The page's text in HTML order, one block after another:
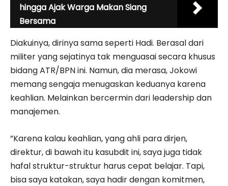
hingga Ajak Warga Makan Siang
Bersama
Diakuinya, dirinya sama seperti Hadi. Berasal dari
militer yang sejatinya tak menguasai secara khusus
bidang ATR/BPN ini. Namun, dia merasa, Jokowi
memang sengaja menugaskan keduanya karena
keahlian. Melainkan bercermin dari leadership dan
manajemen.
”Karena kalau keahlian, yang ahli para dirjen,
direktur, di bawah itu kasubdit ini, saya juga tidak
hafal struktur-struktur harus cepat belajar. Tapi,
bisa saya katakan, saya hadir dengan komitmen,